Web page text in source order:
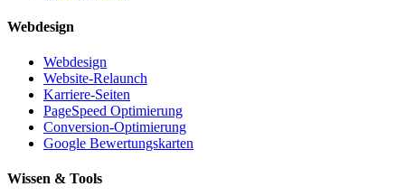
Webdesign
Webdesign
Website-Relaunch
Karriere-Seiten
PageSpeed Optimierung
Conversion-Optimierung
Google Bewertungskarten
Wissen & Tools